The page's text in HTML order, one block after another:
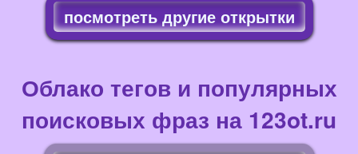
посмотреть другие открытки
Облако тегов и популярных
поисковых фраз на 123ot.ru